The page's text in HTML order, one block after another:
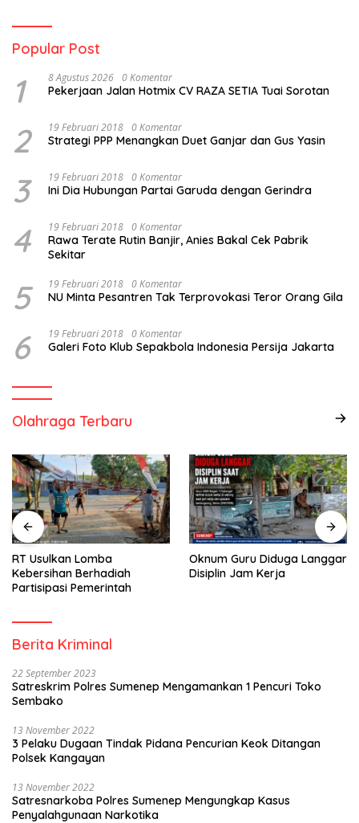
Popular Post
1 8 Agustus 2026 0 Komentar
Pekerjaan Jalan Hotmix CV RAZA SETIA Tuai Sorotan
2 19 Februari 2018 0 Komentar
Strategi PPP Menangkan Duet Ganjar dan Gus Yasin
3 19 Februari 2018 0 Komentar
Ini Dia Hubungan Partai Garuda dengan Gerindra
4 19 Februari 2018 0 Komentar
Rawa Terate Rutin Banjir, Anies Bakal Cek Pabrik
Sekitar
5 19 Februari 2018 0 Komentar
NU Minta Pesantren Tak Terprovokasi Teror Orang Gila
6 19 Februari 2018 0 Komentar
Galeri Foto Klub Sepakbola Indonesia Persija Jakarta
Olahraga Terbaru
RT Usulkan Lomba
Kebersihan Berhadiah
Partisipasi Pemerintah
Oknum Guru Diduga Langgar
Disiplin Jam Kerja
Berita Kriminal
22 September 2023
Satreskrim Polres Sumenep Mengamankan 1 Pencuri Toko
Sembako
13 November 2022
3 Pelaku Dugaan Tindak Pidana Pencurian Keok Ditangan
Polsek Kangayan
13 November 2022
Satresnarkoba Polres Sumenep Mengungkap Kasus
Penyalahgunaan Narkotika